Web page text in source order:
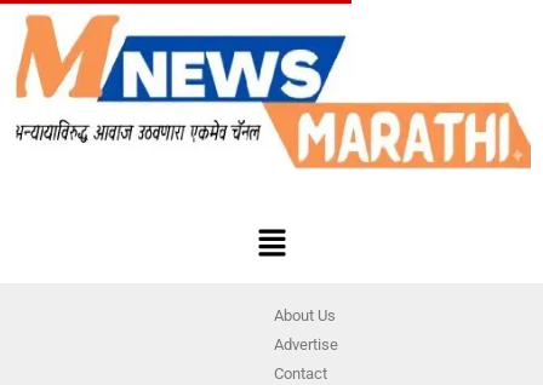
About Us
Advertise
Contact